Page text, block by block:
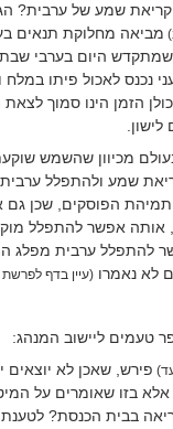
שמע של ערבית?
מחלוקת תנאים
היום בערבי
לאכול פיתו במלח
הזמן הינו סמוך לצאת
מכיוון שהשמש
שמע ולהתפלל ערבית
הפוסקים, שכן גם
אפשר להתפלל
להתפלל ערבית מפלג
נאמרו(עיין בדף לפרשת
ליישוב המנהג:
פירש, שאכן לא יוצאים
בזו שאומרים על המיטה
בבית הכנסת? לטענתו